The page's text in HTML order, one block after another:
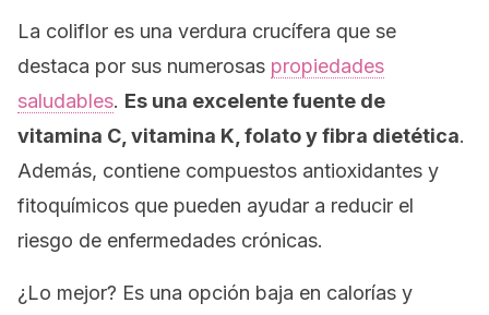
La coliflor es una verdura crucífera que se
destaca por sus numerosas propiedades
saludables. Es una excelente fuente de
vitamina C, vitamina K, folato y fibra dietética.
Además, contiene compuestos antioxidantes y
fitoquímicos que pueden ayudar a reducir el
riesgo de enfermedades crónicas.
¿Lo mejor? Es una opción baja en calorías y